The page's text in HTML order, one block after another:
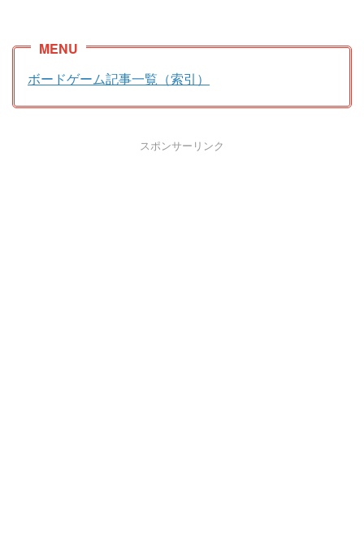
ボードゲーム記事一覧（索引）
スポンサーリンク